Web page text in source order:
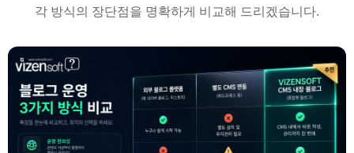
각 방식의 장단점을 명확하게 비교해 드리겠습니다.